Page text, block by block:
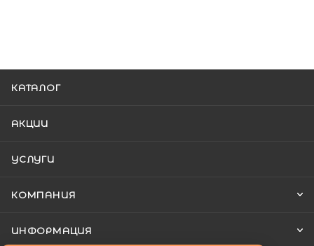
КАТАЛОГ
АКЦИИ
УСЛУГИ
КОМПАНИЯ
ИНФОРМАЦИЯ